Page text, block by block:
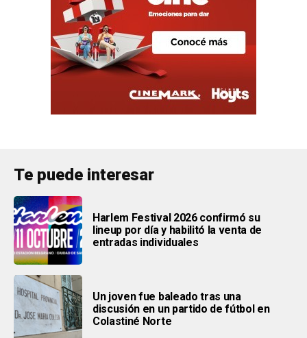
Te puede interesar
Harlem Festival 2026 confirmó su
lineup por día y habilitó la venta de
entradas individuales
Un joven fue baleado tras una
discusión en un partido de fútbol en
Colastiné Norte